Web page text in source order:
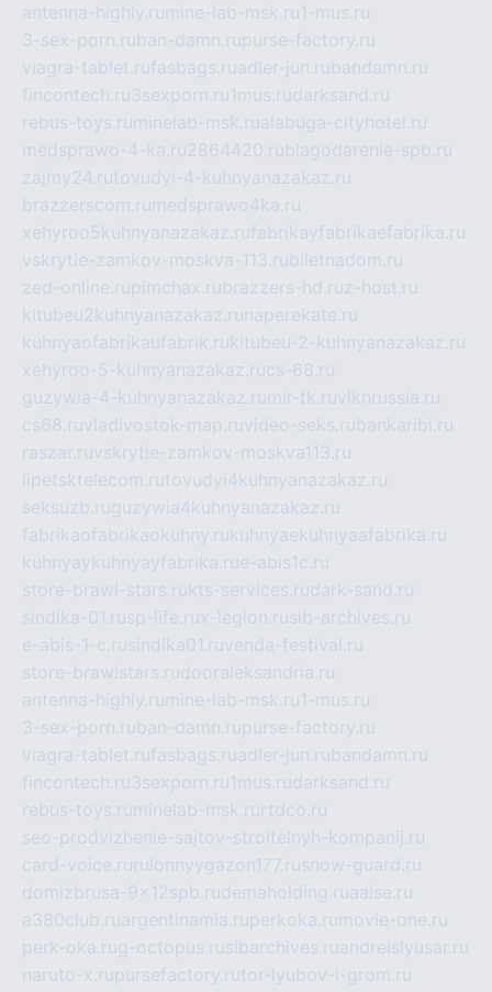
antenna-highly.ru mine-lab-msk.ru1-mus.ru
3-sex-porn.ruban-damn.rupurse-factory.ru
viagra-tablet.rufasbags.ruadler-jun.rubandamn.ru
fincontech.ru3sexporn.ru1mus.rudarksand.ru
rebus-toys.ru minelab-msk.rualabuga-cityhotel.ru
medsprawo-4-ka.ru2864420.rublagodarenie-spb.ru
zajmy24.rutovudyi-4-kuhnyanazakaz.ru
brazzerscom.ru medsprawo4ka.ru
xehyroo5kuhnyanazakaz.rufabrikayfabrikaefabrika.ru
vskrytie-zamkov-moskva-113.rubiletnadom.ru
zed-online.rupimchax.rubrazzers-hd.ruz-host.ru
kitubeu2kuhnyanazakaz.ru naperekate.ru
kuhnyaofabrikaufabrik.rukitubeu-2-kuhnyanazakaz.ru
xehyroo-5-kuhnyanazakaz.rucs-68.ru
guzywia-4-kuhnyanazakaz.ru mir-tk.ruvlknrussia.ru
cs68.ruvladivostok-map.ruvideo-seks.rubankaribi.ru
raszar.ruvskrytie-zamkov-moskva113.ru
lipetsktelecom.rutovudyi4kuhnyanazakaz.ru
seksuzb.ruguzywia4kuhnyanazakaz.ru
fabrikaofabrikaokuhny.rukuhnyaekuhnyaafabrika.ru
kuhnyaykuhnyayfabrika.rue-abis1c.ru
store-brawl-stars.rukts-services.rudark-sand.ru
sindika-01.rusp-life.rux-legion.rusib-archives.ru
e-abis-1-c.rusindika01.ruvenda-festival.ru
store-brawlstars.rudooraleksandria.ru
antenna-highly.ru mine-lab-msk.ru1-mus.ru
3-sex-porn.ruban-damn.rupurse-factory.ru
viagra-tablet.rufasbags.ruadler-jun.rubandamn.ru
fincontech.ru3sexporn.ru1mus.rudarksand.ru
rebus-toys.ru minelab-msk.ru rtdco.ru
seo-prodvizhenie-sajtov-stroitelnyh-kompanij.ru
card-voice.ru rulonnyygazon177.rusnow-guard.ru
domizbrusa-9x12spb.rudemaholding.ruaalse.ru
a380club.ruargentinamia.ruperkoka.ru movie-one.ru
perk-oka.rug-octopus.rusibarchives.ruandreislyusar.ru
naruto-x.rupursefactory.rutor-lyubov-i-grom.ru